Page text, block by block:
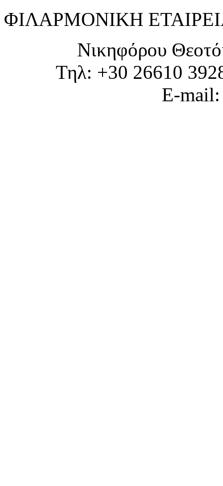
ΦΙΛΑΡΜΟΝΙΚΗ
Νικηφόρου
Τηλ: +30 26610
E-